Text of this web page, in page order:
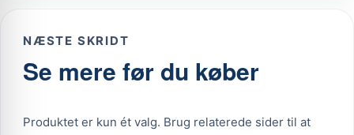
NÆSTE SKRIDT
Se mere før du køber
Produktet er kun ét valg. Brug relaterede sider til at